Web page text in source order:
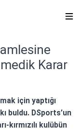
Karar
için yaptığı
buldu. DSports’un
kırmızılı kulübün